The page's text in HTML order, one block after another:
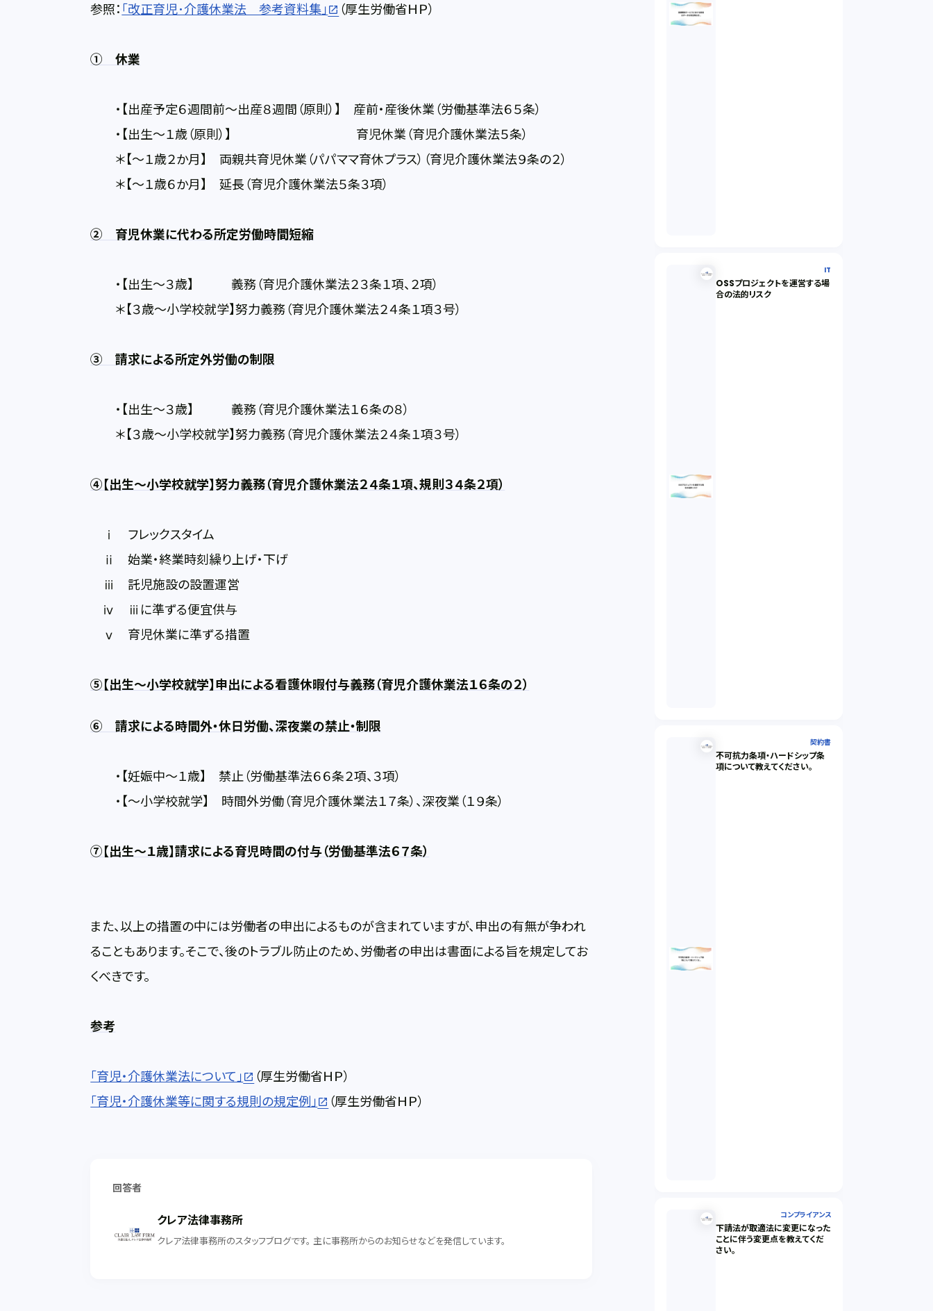
参照： 「改正育児･介護休業法 参考資料集」 （厚生労働省ＨＰ）
① 休業
・【出産予定６週間前～出産８週間（原則）】 産前・産後休業（労働基準法６５条）
・【出生～１歳（原則）】 育児休業（育児介護休業法５条）
＊【～１歳２か月】 両親共育児休業（パパママ育休プラス）（育児介護休業法９条の２）
＊【～１歳６か月】 延長（育児介護休業法５条３項）
② 育児休業に代わる所定労働時間短縮
・【出生～３歳】 義務（育児介護休業法２３条１項、２項）
＊【３歳～小学校就学】努力義務（育児介護休業法２４条１項３号）
③ 請求による所定外労働の制限
・【出生～３歳】 義務（育児介護休業法１６条の８）
＊【３歳～小学校就学】努力義務（育児介護休業法２４条１項３号）
④【出生～小学校就学】努力義務（育児介護休業法２４条１項、規則３４条２項）
ⅰ フレックスタイム
ⅱ 始業・終業時刻繰り上げ・下げ
ⅲ 託児施設の設置運営
ⅳ ⅲに準ずる便宜供与
ⅴ 育児休業に準ずる措置
⑤【出生～小学校就学】申出による看護休暇付与義務（育児介護休業法１６条の２）
⑥ 請求による時間外・休日労働、深夜業の禁止・制限
・【妊娠中～１歳】 禁止（労働基準法６６条２項、３項）
・【～小学校就学】 時間外労働（育児介護休業法１７条）、深夜業（１９条）
⑦【出生～１歳】請求による育児時間の付与（労働基準法６７条）
また、以上の措置の中には労働者の申出によるものが含まれていますが、申出の有無が争われ
ることもあります。そこで、後のトラブル防止のため、労働者の申出は書面による旨を規定してお
くべきです。
参考
「育児・介護休業法について」
（厚生労働省ＨＰ）
「育児・介護休業等に関する規則の規定例」
（厚生労働省ＨＰ）
回答者
クレア法律事務所
クレア法律事務所のスタッフブログです。 主に事務所からのお知らせなどを発信しています。
IT
OSSプロジェクトを運営する場
合の法的リスク
契約書
不可抗力条項・ハードシップ条
項について教えてください。
コンプライアンス
下請法が取適法に変更になった
ことに伴う変更点を教えてくだ
さい。